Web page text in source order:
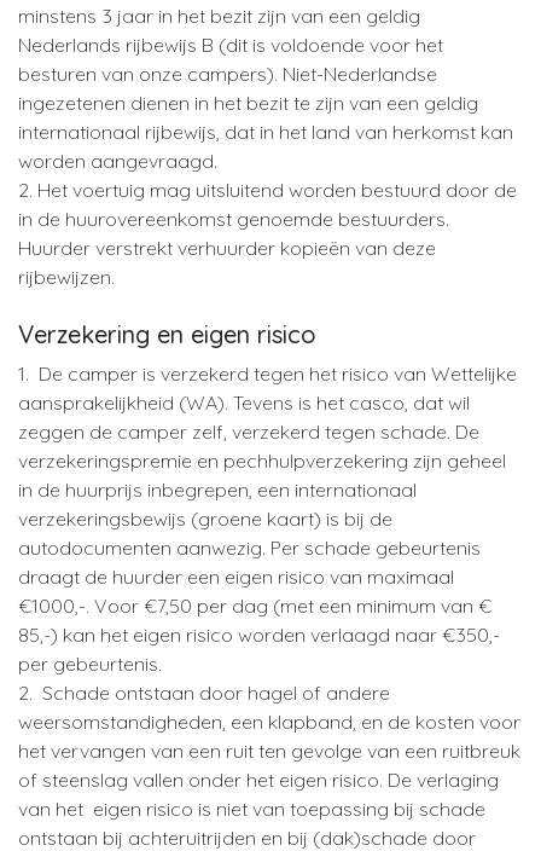
minstens 3 jaar in het bezit zijn van een geldig
Nederlands rijbewijs B (dit is voldoende voor het
besturen van onze campers). Niet-Nederlandse
ingezetenen dienen in het bezit te zijn van een geldig
internationaal rijbewijs, dat in het land van herkomst kan
worden aangevraagd.
2. Het voertuig mag uitsluitend worden bestuurd door de
in de huurovereenkomst genoemde bestuurders.
Huurder verstrekt verhuurder kopieën van deze
rijbewijzen.
Verzekering en eigen risico
1. De camper is verzekerd tegen het risico van Wettelijke
aansprakelijkheid (WA). Tevens is het casco, dat wil
zeggen de camper zelf, verzekerd tegen schade. De
verzekeringspremie en pechhulpverzekering zijn geheel
in de huurprijs inbegrepen, een internationaal
verzekeringsbewijs (groene kaart) is bij de
autodocumenten aanwezig. Per schade gebeurtenis
draagt de huurder een eigen risico van maximaal
€1000,-. Voor €7,50 per dag (met een minimum van €
85,-) kan het eigen risico worden verlaagd naar €350,-
per gebeurtenis.
2. Schade ontstaan door hagel of andere
weersomstandigheden, een klapband, en de kosten voor
het vervangen van een ruit ten gevolge van een ruitbreuk
of steenslag vallen onder het eigen risico. De verlaging
van het eigen risico is niet van toepassing bij schade
ontstaan bij achteruitrijden en bij (dak)schade door